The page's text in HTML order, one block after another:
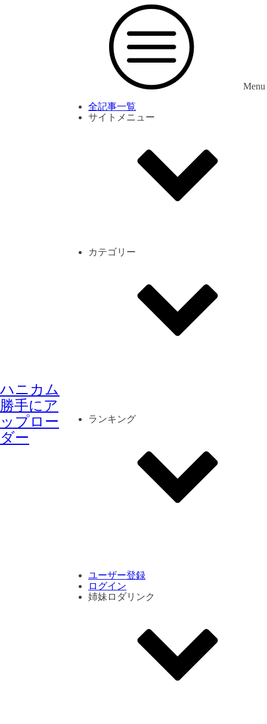
ハニカム
勝手にア
ップロー
ダー
Menu
全記事一覧
サイトメニュー
カテゴリー
ランキング
ユーザー登録
ログイン
姉妹ロダリンク